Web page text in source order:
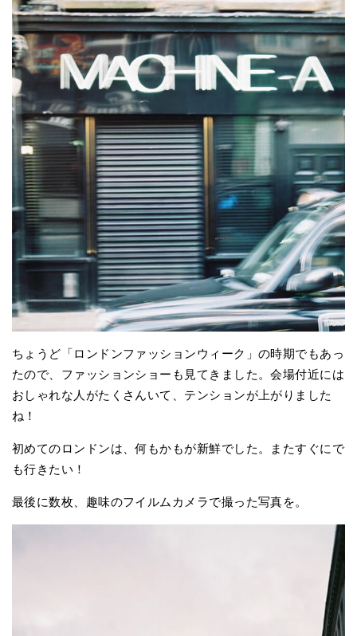
ちょうど「ロンドンファッションウィーク」の時期でもあっ
たので、ファッションショーも見てきました。会場付近には
おしゃれな人がたくさんいて、テンションが上がりました
ね！
初めてのロンドンは、何もかもが新鮮でした。またすぐにで
も行きたい！
最後に数枚、趣味のフイルムカメラで撮った写真を。